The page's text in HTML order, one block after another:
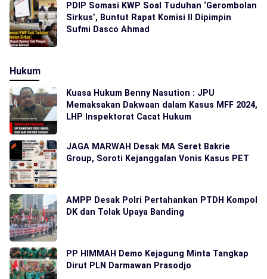
PDIP Somasi KWP Soal Tuduhan ‘Gerombolan
Sirkus’, Buntut Rapat Komisi II Dipimpin
Sufmi Dasco Ahmad
Hukum
Kuasa Hukum Benny Nasution : JPU
Memaksakan Dakwaan dalam Kasus MFF 2024,
LHP Inspektorat Cacat Hukum
JAGA MARWAH Desak MA Seret Bakrie
Group, Soroti Kejanggalan Vonis Kasus PET
AMPP Desak Polri Pertahankan PTDH Kompol
DK dan Tolak Upaya Banding
PP HIMMAH Demo Kejagung Minta Tangkap
Dirut PLN Darmawan Prasodjo